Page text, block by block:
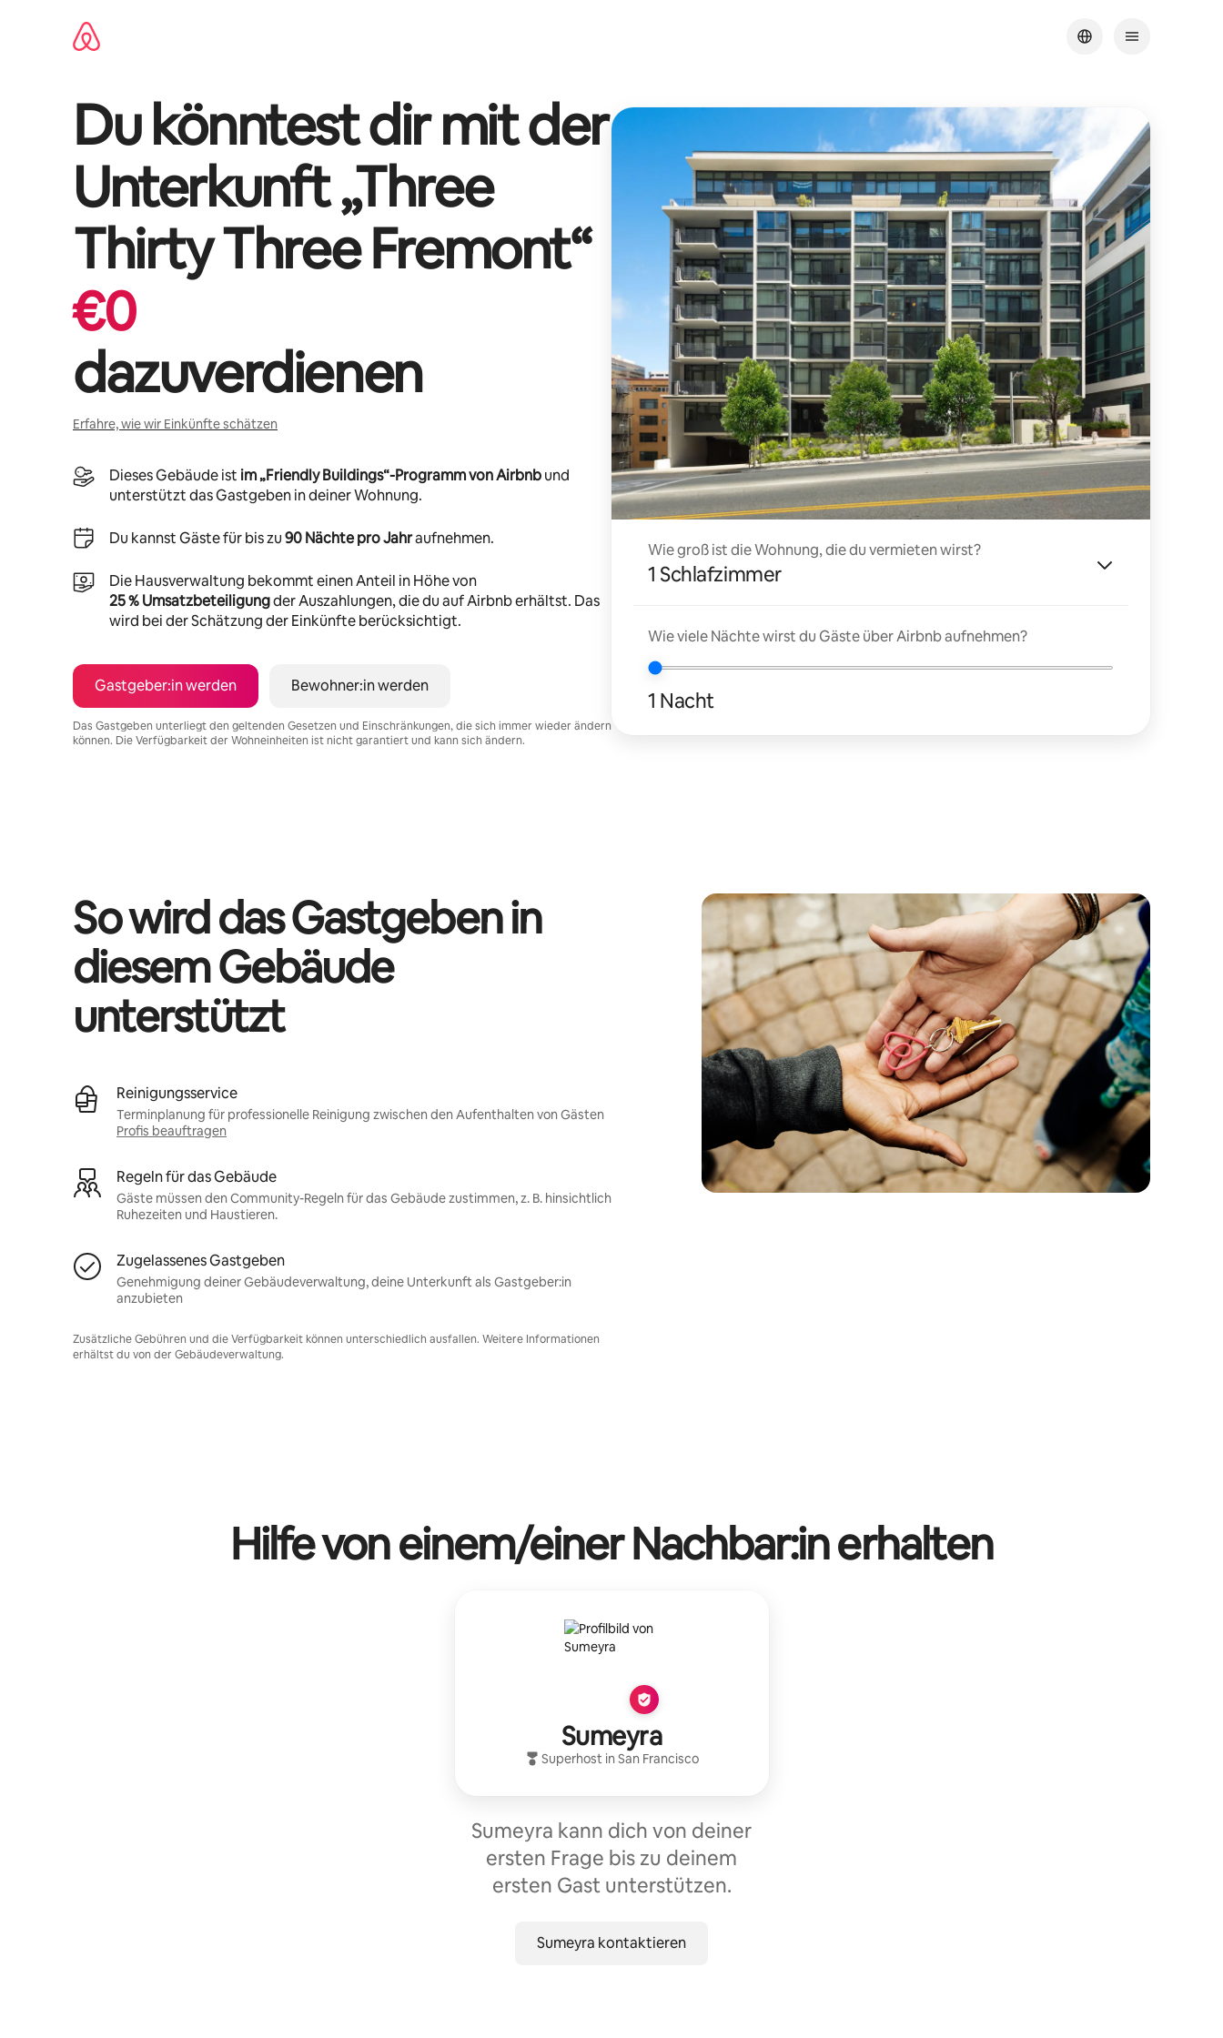
Du könntest dir mit der
Unterkunft „Three
Thirty Three Fremont“
€0
dazuverdienen
Erfahre, wie wir Einkünfte schätzen
Dieses Gebäude ist im „Friendly Buildings“-Programm von Airbnbund
unterstützt das Gastgeben in deiner Wohnung.
Du kannst Gäste für bis zu90 Nächte pro Jahraufnehmen.
Die Hausverwaltung bekommt einen Anteil in Höhe von
25 % Umsatzbeteiligungder Auszahlungen, die du auf Airbnb erhältst. Das
wird bei der Schätzung der Einkünfte berücksichtigt.
Gastgeber:in werden Bewohner:in werden
Das Gastgeben unterliegt den geltenden Gesetzen und Einschränkungen, die sich immer wieder ändern
können. Die Verfügbarkeit der Wohneinheiten ist nicht garantiert und kann sich ändern.
Wie groß ist die Wohnung, die du vermieten wirst?
1 Schlafzimmer
Wie viele Nächte wirst du Gäste über Airbnb aufnehmen?
1 Nacht
So wird das Gastgeben in
diesem Gebäude
unterstützt
Reinigungsservice
Terminplanung für professionelle Reinigung zwischen den Aufenthalten von Gästen
Profis beauftragen
Regeln für das Gebäude
Gäste müssen den Community-Regeln für das Gebäude zustimmen, z. B. hinsichtlich
Ruhezeiten und Haustieren.
Zugelassenes Gastgeben
Genehmigung deiner Gebäudeverwaltung, deine Unterkunft als Gastgeber:in
anzubieten
Zusätzliche Gebühren und die Verfügbarkeit können unterschiedlich ausfallen. Weitere Informationen
erhältst du von der Gebäudeverwaltung.
Hilfe von einem/einer Nachbar:in erhalten
Sumeyra
Superhost inSan Francisco
Sumeyra kann dich von deiner
ersten Frage bis zu deinem
ersten Gast unterstützen.
Sumeyra kontaktieren